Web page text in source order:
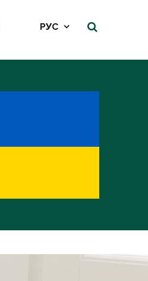
РУС